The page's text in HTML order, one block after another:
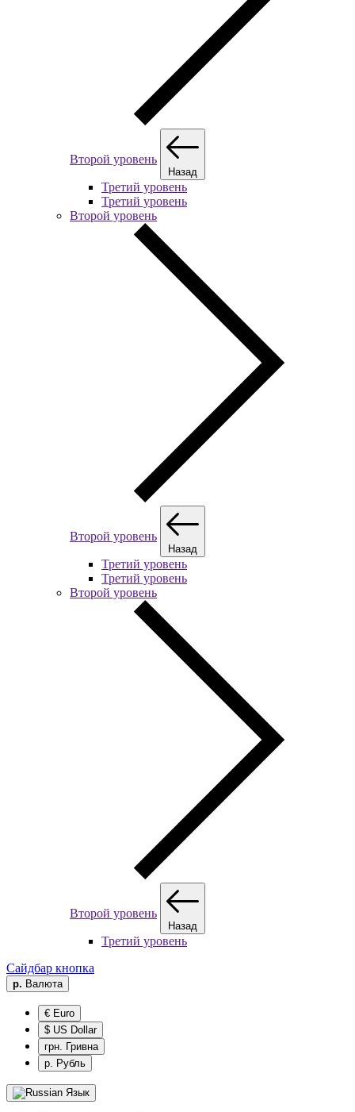
Второй уровень
Назад
Третий уровень
Третий уровень
Второй уровень
Второй уровень
Назад
Третий уровень
Третий уровень
Второй уровень
Второй уровень
Назад
Третий уровень
Сайдбар кнопка
р. Валюта
€ Euro
$ US Dollar
грн. Гривна
р. Рубль
Язык